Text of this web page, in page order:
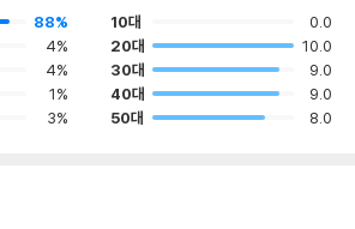
88%
4%
4%
1%
3%
10대
0.0
20대
10.0
30대
9.0
40대
9.0
50대
8.0